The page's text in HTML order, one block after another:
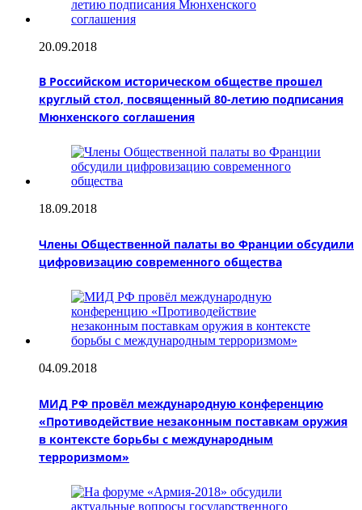
20.09.2018
В Российском историческом обществе прошел
круглый стол, посвященный 80-летию подписания
Мюнхенского соглашения
18.09.2018
Члены Общественной палаты во Франции обсудили
цифровизацию современного общества
04.09.2018
МИД РФ провёл международную конференцию
«Противодействие незаконным поставкам оружия
в контексте борьбы с международным
терроризмом»